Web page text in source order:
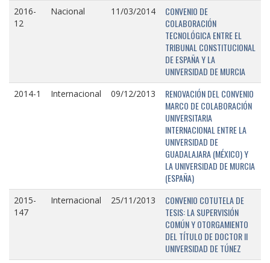
2016-
12
Nacional 11/03/2014
CONVENIO DE
COLABORACIÓN
TECNOLÓGICA ENTRE EL
TRIBUNAL CONSTITUCIONAL
DE ESPAÑA Y LA
UNIVERSIDAD DE MURCIA
2014-1 Internacional 09/12/2013
RENOVACIÓN DEL CONVENIO
MARCO DE COLABORACIÓN
UNIVERSITARIA
INTERNACIONAL ENTRE LA
UNIVERSIDAD DE
GUADALAJARA (MÉXICO) Y
LA UNIVERSIDAD DE MURCIA
(ESPAÑA)
2015-
147
Internacional 25/11/2013
CONVENIO COTUTELA DE
TESIS: LA SUPERVISIÓN
COMÚN Y OTORGAMIENTO
DEL TÍTULO DE DOCTOR II
UNIVERSIDAD DE TÚNEZ